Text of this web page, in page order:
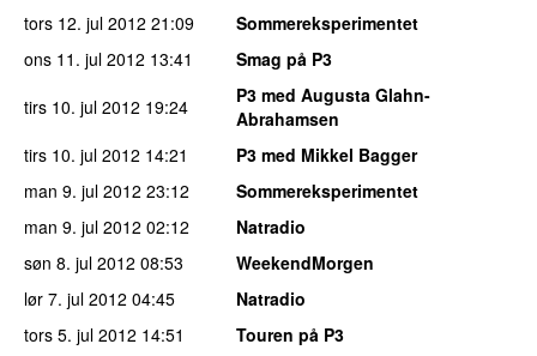
tors 12. jul 2012 21:09
Sommereksperimentet
ons 11. jul 2012 13:41
Smag på P3
tirs 10. jul 2012 19:24
P3 med Augusta Glahn-
Abrahamsen
tirs 10. jul 2012 14:21
P3 med Mikkel Bagger
man 9. jul 2012 23:12
Sommereksperimentet
man 9. jul 2012 02:12
Natradio
søn 8. jul 2012 08:53
WeekendMorgen
lør 7. jul 2012 04:45
Natradio
tors 5. jul 2012 14:51
Touren på P3